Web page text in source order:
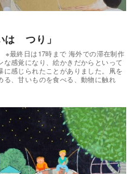
は つり」
最終日は17時まで 海外での滞在制作
感覚になり、絵かきだからといって
感じられたことがありました。凧を
る、甘いものを食べる、動物に触れ